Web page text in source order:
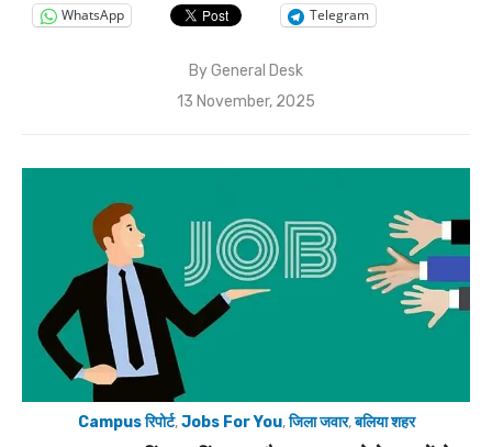
WhatsApp Telegram
ByGeneral Desk
Posted
13 November, 2025
Campus रिपोर्ट,Jobs For You,जिला जवार,बलिया शहर